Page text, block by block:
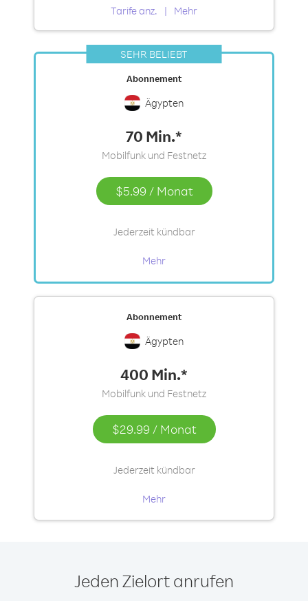
Tarife anz. Mehr
SEHR BELIEBT
Abonnement
Ägypten
70 Min.*
Mobilfunk und Festnetz
$5.99 / Monat
Jederzeit kündbar
Mehr
Abonnement
Ägypten
400 Min.*
Mobilfunk und Festnetz
$29.99 / Monat
Jederzeit kündbar
Mehr
Jeden Zielort anrufen